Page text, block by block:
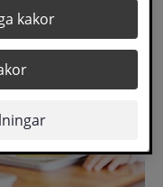
kakor